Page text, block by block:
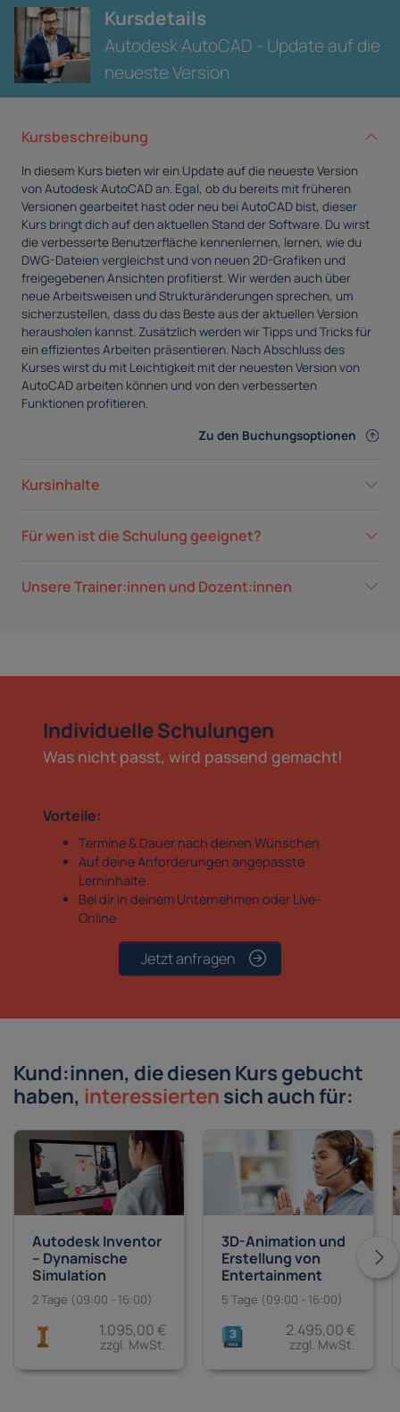
Kursdetails
Autodesk AutoCAD - Update auf die
neueste Version
Kursbeschreibung
In diesem Kurs bieten wir ein Update auf die neueste Version
von Autodesk AutoCAD an. Egal, ob du bereits mit früheren
Versionen gearbeitet hast oder neu bei AutoCAD bist, dieser
Kurs bringt dich auf den aktuellen Stand der Software. Du wirst
die verbesserte Benutzerfläche kennenlernen, lernen, wie du
DWG-Dateien vergleichst und von neuen 2D-Grafiken und
freigegebenen Ansichten profitierst. Wir werden auch über
neue Arbeitsweisen und Strukturänderungen sprechen, um
sicherzustellen, dass du das Beste aus der aktuellen Version
herausholen kannst. Zusätzlich werden wir Tipps und Tricks für
ein effizientes Arbeiten präsentieren. Nach Abschluss des
Kurses wirst du mit Leichtigkeit mit der neuesten Version von
AutoCAD arbeiten können und von den verbesserten
Funktionen profitieren.
Zu den Buchungsoptionen
Kursinhalte
Für wen ist die Schulung geeignet?
Unsere Trainer:innen und Dozent:innen
Individuelle Schulungen
Was nicht passt, wird passend gemacht!
Vorteile:
Termine & Dauer nach deinen Wünschen
Auf deine Anforderungen angepasste
Lerninhalte
Bei dir in deinem Unternehmen oder Live-
Online
Jetzt anfragen
Kund:innen, die diesen Kurs gebucht
haben, interessiertensich auch für:
Autodesk Inventor
– Dynamische
Simulation
2 Tage (09:00 - 16:00)
1.095,00 €
zzgl. MwSt.
3D-Animation und
Erstellung von
Entertainment
Inhalten mit
Autodesk Maya
und 3ds Max
5 Tage (09:00 - 16:00)
2.495,00 €
zzgl. MwSt.